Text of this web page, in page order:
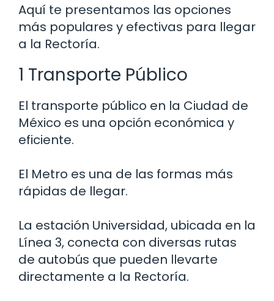
Aquí te presentamos las opciones
más populares y efectivas para llegar
a la Rectoría.
1 Transporte Público
El transporte público en la Ciudad de
México es una opción económica y
eficiente.
El Metro es una de las formas más
rápidas de llegar.
La estación Universidad, ubicada en la
Línea 3, conecta con diversas rutas
de autobús que pueden llevarte
directamente a la Rectoría.